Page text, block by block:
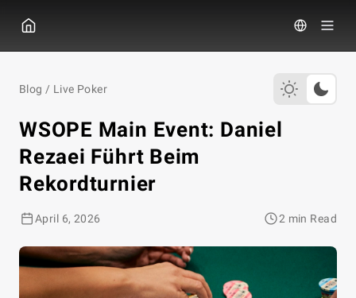
Blog / Live Poker
WSOPE Main Event: Daniel
Rezaei Führt Beim
Rekordturnier
April 6, 2026 2 min Read